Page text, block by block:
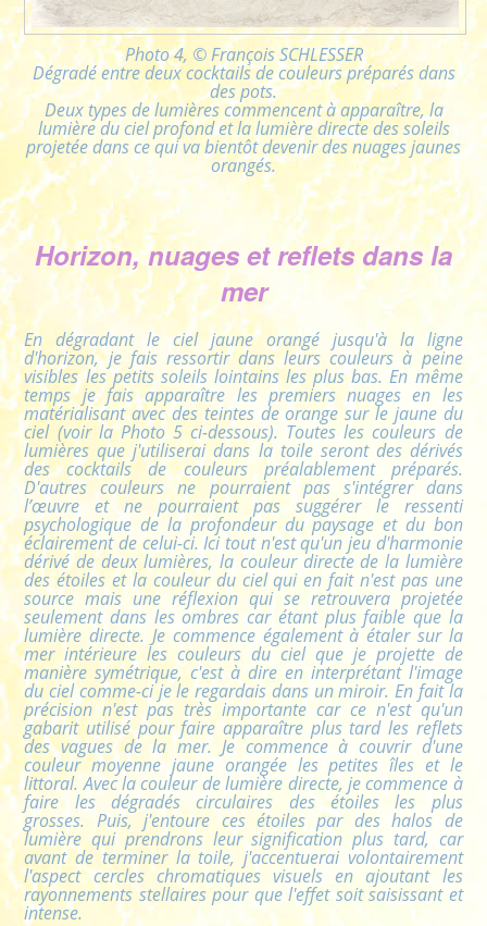
Photo 4, © François SCHLESSER
Dégradé entre deux cocktails de couleurs préparés dans
des pots.
Deux types de lumières commencent à apparaître, la
lumière du ciel profond et la lumière directe des soleils
projetée dans ce qui va bientôt devenir des nuages jaunes
orangés.
Horizon, nuages et reflets dans la
mer
En dégradant le ciel jaune orangé jusqu'à la ligne
d'horizon, je fais ressortir dans leurs couleurs à peine
visibles les petits soleils lointains les plus bas. En même
temps je fais apparaître les premiers nuages en les
matérialisant avec des teintes de orange sur le jaune du
ciel (voir la Photo 5 ci-dessous). Toutes les couleurs de
lumières que j'utiliserai dans la toile seront des dérivés
des cocktails de couleurs préalablement préparés.
D'autres couleurs ne pourraient pas s'intégrer dans
l’œuvre et ne pourraient pas suggérer le ressenti
psychologique de la profondeur du paysage et du bon
éclairement de celui-ci. Ici tout n'est qu'un jeu d'harmonie
dérivé de deux lumières, la couleur directe de la lumière
des étoiles et la couleur du ciel qui en fait n'est pas une
source mais une réflexion qui se retrouvera projetée
seulement dans les ombres car étant plus faible que la
lumière directe. Je commence également à étaler sur la
mer intérieure les couleurs du ciel que je projette de
manière symétrique, c'est à dire en interprétant l'image
du ciel comme-ci je le regardais dans un miroir. En fait la
précision n'est pas très importante car ce n'est qu'un
gabarit utilisé pour faire apparaître plus tard les reflets
des vagues de la mer. Je commence à couvrir d'une
couleur moyenne jaune orangée les petites îles et le
littoral. Avec la couleur de lumière directe, je commence à
faire les dégradés circulaires des étoiles les plus
grosses. Puis, j'entoure ces étoiles par des halos de
lumière qui prendrons leur signification plus tard, car
avant de terminer la toile, j'accentuerai volontairement
l'aspect cercles chromatiques visuels en ajoutant les
rayonnements stellaires pour que l'effet soit saisissant et
intense.